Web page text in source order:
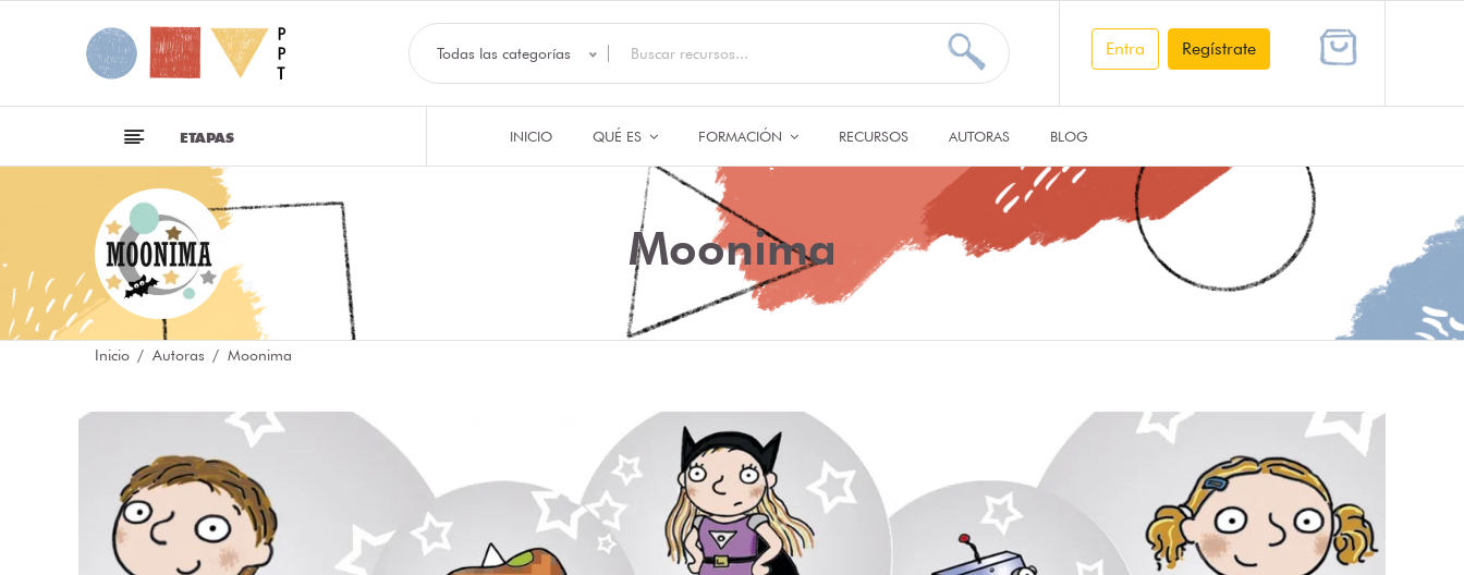
Todas las categorías Entra Regístrate
ETAPAS INICIO QUÉ ES FORMACIÓN RECURSOS AUTORAS BLOG
Moonima
Inicio Autoras Moonima